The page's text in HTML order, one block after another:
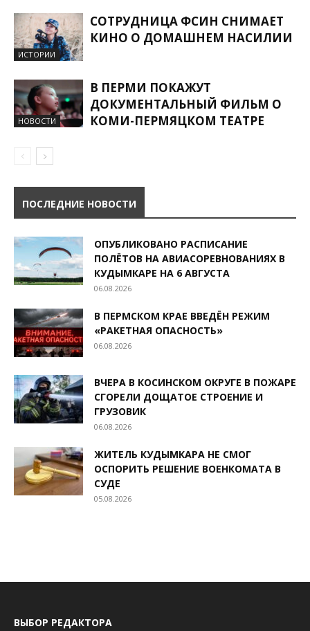
ИСТОРИИ
СОТРУДНИЦА ФСИН СНИМАЕТ
КИНО О ДОМАШНЕМ НАСИЛИИ
НОВОСТИ
В ПЕРМИ ПОКАЖУТ
ДОКУМЕНТАЛЬНЫЙ ФИЛЬМ О
КОМИ-ПЕРМЯЦКОМ ТЕАТРЕ
ПОСЛЕДНИЕ НОВОСТИ
ОПУБЛИКОВАНО РАСПИСАНИЕ
ПОЛЁТОВ НА АВИАСОРЕВНОВАНИЯХ В
КУДЫМКАРЕ НА 6 АВГУСТА
06.08.2026
В ПЕРМСКОМ КРАЕ ВВЕДЁН РЕЖИМ
«РАКЕТНАЯ ОПАСНОСТЬ»
06.08.2026
ВЧЕРА В КОСИНСКОМ ОКРУГЕ В ПОЖАРЕ
СГОРЕЛИ ДОЩАТОЕ СТРОЕНИЕ И
ГРУЗОВИК
06.08.2026
ЖИТЕЛЬ КУДЫМКАРА НЕ СМОГ
ОСПОРИТЬ РЕШЕНИЕ ВОЕНКОМАТА В
СУДЕ
05.08.2026
ВЫБОР РЕДАКТОРА